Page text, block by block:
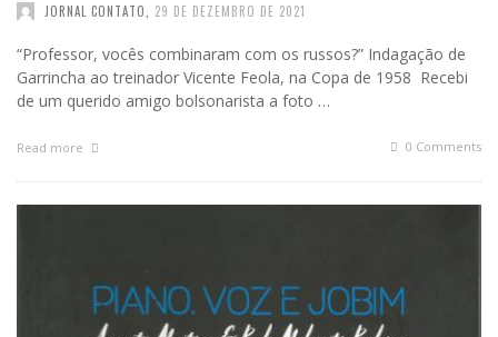
JORNAL CONTATO, 29 DE DEZEMBRO DE 2021
“Professor, vocês combinaram com os russos?” Indagação de
Garrincha ao treinador Vicente Feola, na Copa de 1958 Recebi
de um querido amigo bolsonarista a foto …
Read more 0 Comments